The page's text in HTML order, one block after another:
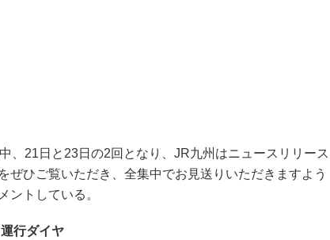
、21日と23日の2回となり、JR九州はニュースリリース
ぜひご覧いただき、全集中でお見送りいただきますよう
ントしている。
行ダイヤ